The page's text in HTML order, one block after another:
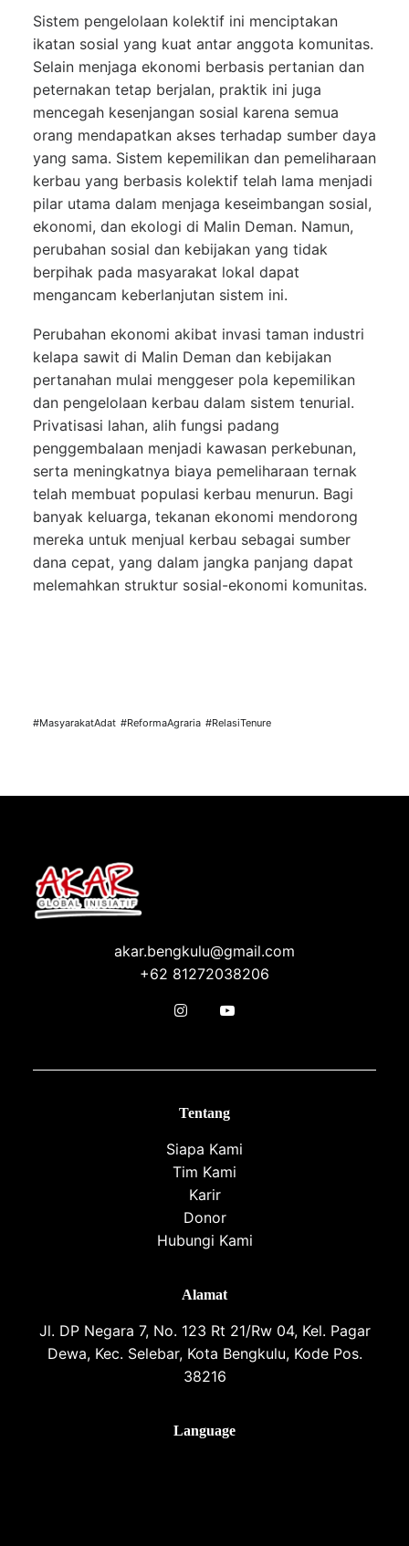
Sistem pengelolaan kolektif ini menciptakan
ikatan sosial yang kuat antar anggota komunitas.
Selain menjaga ekonomi berbasis pertanian dan
peternakan tetap berjalan, praktik ini juga
mencegah kesenjangan sosial karena semua
orang mendapatkan akses terhadap sumber daya
yang sama. Sistem kepemilikan dan pemeliharaan
kerbau yang berbasis kolektif telah lama menjadi
pilar utama dalam menjaga keseimbangan sosial,
ekonomi, dan ekologi di Malin Deman. Namun,
perubahan sosial dan kebijakan yang tidak
berpihak pada masyarakat lokal dapat
mengancam keberlanjutan sistem ini.
Perubahan ekonomi akibat invasi taman industri
kelapa sawit di Malin Deman dan kebijakan
pertanahan mulai menggeser pola kepemilikan
dan pengelolaan kerbau dalam sistem tenurial.
Privatisasi lahan, alih fungsi padang
penggembalaan menjadi kawasan perkebunan,
serta meningkatnya biaya pemeliharaan ternak
telah membuat populasi kerbau menurun. Bagi
banyak keluarga, tekanan ekonomi mendorong
mereka untuk menjual kerbau sebagai sumber
dana cepat, yang dalam jangka panjang dapat
melemahkan struktur sosial-ekonomi komunitas.
#MasyarakatAdat #ReformaAgraria #RelasiTenure
akar.bengkulu@gmail.com
+62 81272038206
Tentang
Siapa Kami
Tim Kami
Karir
Donor
Hubungi Kami
Alamat
Jl. DP Negara 7, No. 123 Rt 21/Rw 04, Kel. Pagar
Dewa, Kec. Selebar, Kota Bengkulu, Kode Pos.
38216
Language